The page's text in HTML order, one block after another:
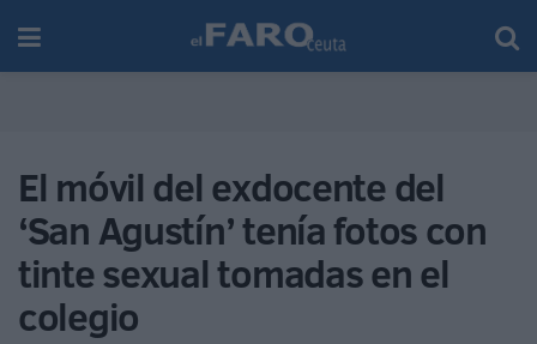
El móvil del exdocente del
‘San Agustín’ tenía fotos con
tinte sexual tomadas en el
colegio